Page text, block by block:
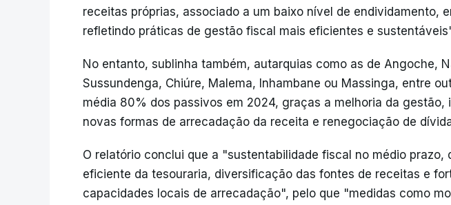
receitas próprias, associado a um baixo nível de endividamento,
refletindo práticas de gestão fiscal mais eficientes e
No entanto, sublinha também, autarquias como as de Angoche,
Sussundenga, Chiúre, Malema, Inhambane ou Massinga, entre
média 80% dos passivos em 2024, graças a melhoria da gestão,
novas formas de arrecadação da receita e renegociação de
O relatório conclui que a "sustentabilidade fiscal no médio prazo,
eficiente da tesouraria, diversificação das fontes de receitas e
capacidades locais de arrecadação", pelo que "medidas como